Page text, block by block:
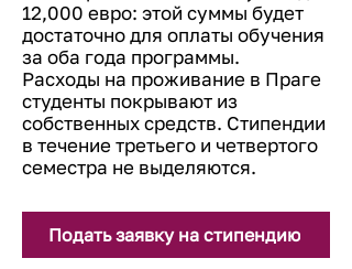
12,000 евро: этой суммы будет
достаточно для оплаты обучения
за оба года программы.
Расходы на проживание в Праге
студенты покрывают из
собственных средств. Стипендии
в течение третьего и четвертого
семестра не выделяются.​​
Подать заявку на стипендию